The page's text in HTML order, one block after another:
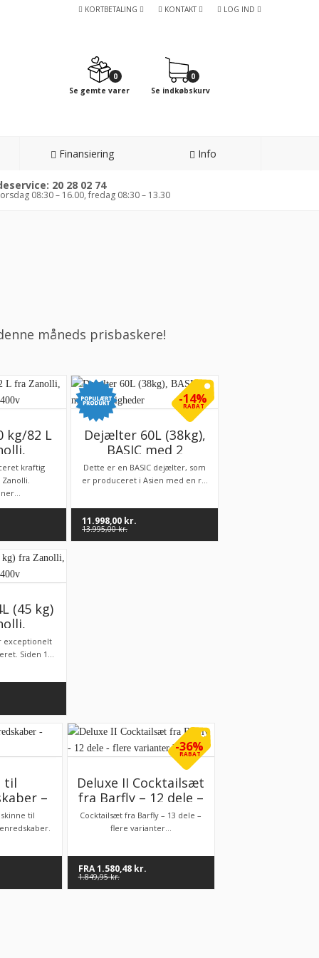
KORTBETALING KONTAKT LOG IND
0
Se gemte varer
0
Se indkøbskurv
Finansiering Info
20 28 02 74
08:30 – 16.00, fredag 08:30 – 13.30
måneds prisbaskere!
kg/82 L
speed,
kraftig
-14%
RABAT
Dejælter 60L (38kg),
BASIC med 2
hastigheder
Dette er en BASIC dejælter, som
er produceret i Asien med en r...
11.998,00 kr.
13.995,00kr.
(45 kg)
speed,
exceptionelt
Siden 1...
til
–
til
-36%
RABAT
Deluxe II Cocktailsæt
fra Barfly – 12 dele –
flere varianter haves
Cocktailsæt fra Barfly – 13 dele –
flere varianter...
FRA1.580,48 kr.
1.849,95kr.